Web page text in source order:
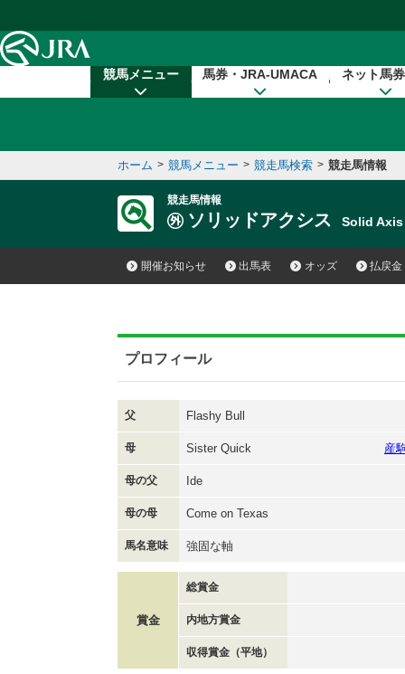
競馬メニュー 馬券・JRA-UMACA ネット馬
ホーム > 競馬メニュー > 競走馬検索 > 競走馬情報
競走馬情報
ソリッドアクシス Solid Axis
開催お知らせ 出馬表 オッズ 払戻金
プロフィール
父 Flashy Bull
母 Sister Quick 産
母の父 Ide
母の母 Come on Texas
馬名意味 強固な軸
賞金
総賞金
内地方賞金
収得賞金（平地）